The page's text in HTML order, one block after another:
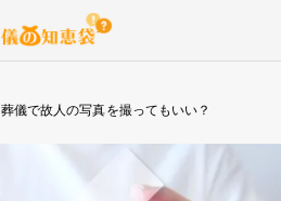
葬儀で故人の写真を撮ってもいい？